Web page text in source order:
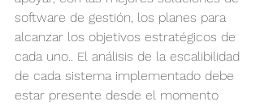
software de gestión, los planes para
alcanzar los objetivos estratégicos de
cada uno.. El análisis de la escalibilidad
de cada sistema implementado debe
estar presente desde el momento